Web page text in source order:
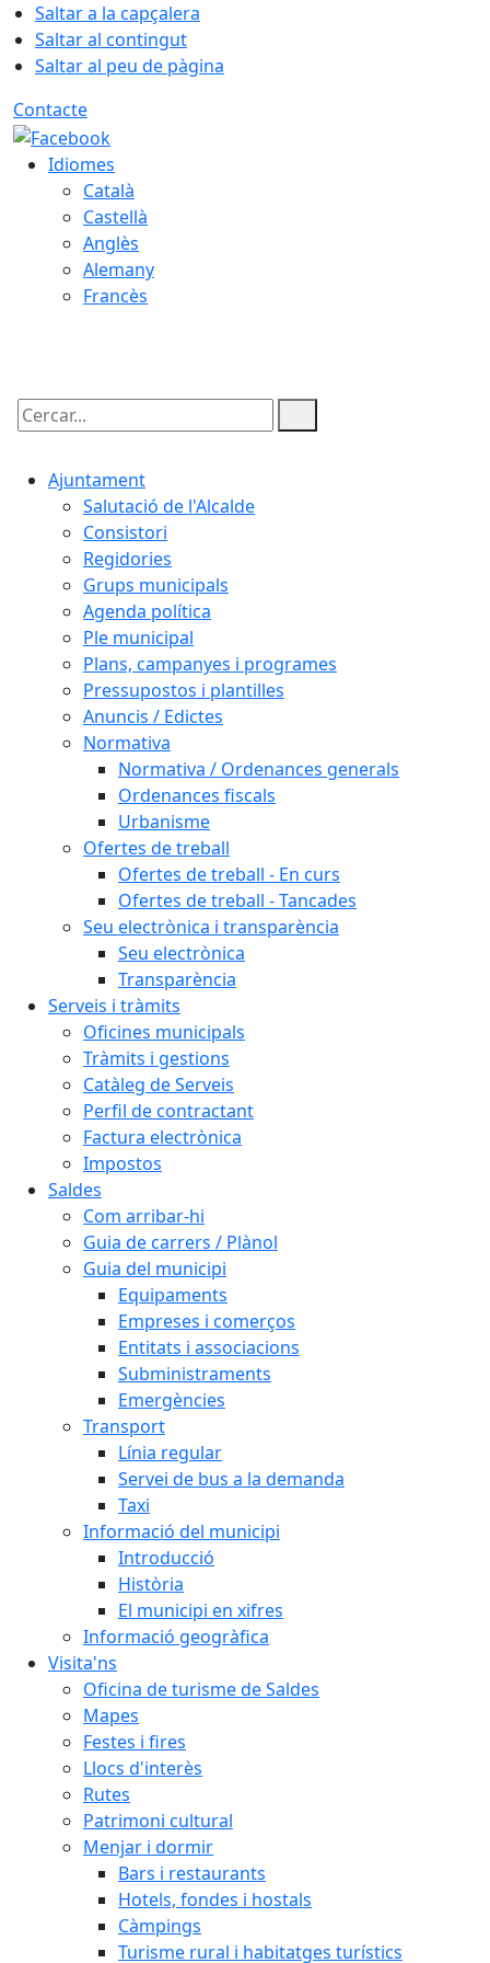
Saltar a la capçalera
Saltar al contingut
Saltar al peu de pàgina
Contacte
Idiomes
Català
Castellà
Anglès
Alemany
Francès
Cercar:
Ajuntament
Salutació de l'Alcalde
Consistori
Regidories
Grups municipals
Agenda política
Ple municipal
Plans, campanyes i programes
Pressupostos i plantilles
Anuncis / Edictes
Normativa
Normativa / Ordenances generals
Ordenances fiscals
Urbanisme
Ofertes de treball
Ofertes de treball - En curs
Ofertes de treball - Tancades
Seu electrònica i transparència
Seu electrònica
Transparència
Serveis i tràmits
Oficines municipals
Tràmits i gestions
Catàleg de Serveis
Perfil de contractant
Factura electrònica
Impostos
Saldes
Com arribar-hi
Guia de carrers / Plànol
Guia del municipi
Equipaments
Empreses i comerços
Entitats i associacions
Subministraments
Emergències
Transport
Línia regular
Servei de bus a la demanda
Taxi
Informació del municipi
Introducció
Història
El municipi en xifres
Informació geogràfica
Visita'ns
Oficina de turisme de Saldes
Mapes
Festes i fires
Llocs d'interès
Rutes
Patrimoni cultural
Menjar i dormir
Bars i restaurants
Hotels, fondes i hostals
Càmpings
Turisme rural i habitatges turístics